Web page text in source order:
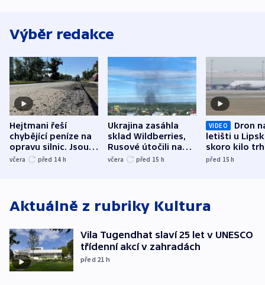
Výběr redakce
Hejtmani řeší
chybějící peníze na
opravu silnic. Jsou
nenárokové, namítá
včera před 14 h
Ukrajina zasáhla
sklad Wildberries,
Rusové útočili na
trh, hasiče či
včera před 15 h
VIDEO
Dron
letišti u
skoro kilo
indicie
před 15h
Aktuálně z rubriky Kultura
Vila Tugendhat slaví 25 let v UNESCO
třídenní akcí v zahradách
před 21 h